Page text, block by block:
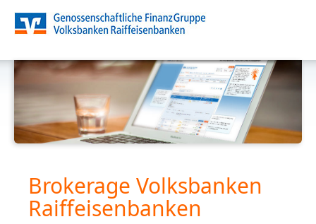
Brokerage Volksbanken
Raiffeisenbanken